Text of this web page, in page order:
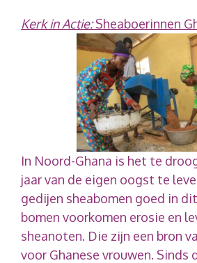
Kerk in Actie:Sheaboerinnen
In Noord-Ghana is het te
jaar van de eigen oogst te
gedijen sheabomen goed in
bomen voorkomen erosie en
sheanoten. Die zijn een bron
voor Ghanese vrouwen. Sinds